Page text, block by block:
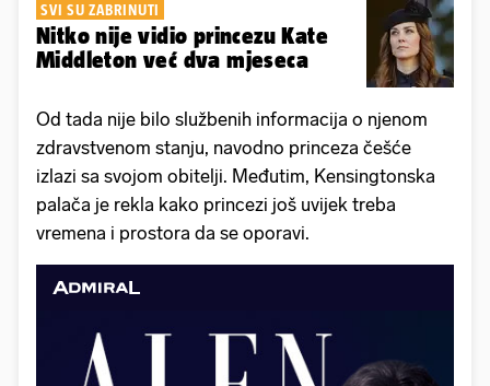
SVI SU ZABRINUTI
Nitko nije vidio princezu Kate
Middleton već dva mjeseca
Od tada nije bilo službenih informacija o njenom
zdravstvenom stanju, navodno princeza češće
izlazi sa svojom obitelji. Međutim, Kensingtonska
palača je rekla kako princezi još uvijek treba
vremena i prostora da se oporavi.